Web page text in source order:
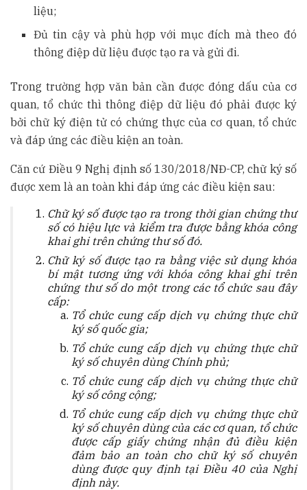
liệu;
Đủ tin cậy và phù hợp với mục đích mà theo đó
thông điệp dữ liệu được tạo ra và gửi đi.
Trong trường hợp văn bản cần được đóng dấu của cơ
quan, tổ chức thì thông điệp dữ liệu đó phải được ký
bởi chữ ký điện tử có chứng thực của cơ quan, tổ chức
và đáp ứng các điều kiện an toàn.
Căn cứ Điều 9 Nghị định số 130/2018/NĐ-CP, chữ ký số
được xem là an toàn khi đáp ứng các điều kiện sau:
Chữ ký số được tạo ra trong thời gian chứng thư
số có hiệu lực và kiểm tra được bằng khóa công
khai ghi trên chứng thư số đó.
Chữ ký số được tạo ra bằng việc sử dụng khóa
bí mật tương ứng với khóa công khai ghi trên
chứng thư số do một trong các tổ chức sau đây
cấp:
Tổ chức cung cấp dịch vụ chứng thực chữ
ký số quốc gia;
Tổ chức cung cấp dịch vụ chứng thực chữ
ký số chuyên dùng Chính phủ;
Tổ chức cung cấp dịch vụ chứng thực chữ
ký số công cộng;
Tổ chức cung cấp dịch vụ chứng thực chữ
ký số chuyên dùng của các cơ quan, tổ chức
được cấp giấy chứng nhận đủ điều kiện
đảm bảo an toàn cho chữ ký số chuyên
dùng được quy định tại Điều 40 của Nghị
định này.